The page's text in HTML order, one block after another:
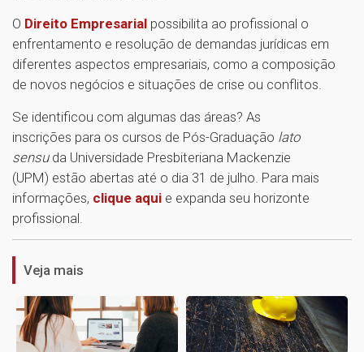
O Direito Empresarial possibilita ao profissional o
enfrentamento e resolução de demandas jurídicas em
diferentes aspectos empresariais, como a composição
de novos negócios e situações de crise ou conflitos.
Se identificou com algumas das áreas? As
inscrições para os cursos de Pós-Graduação lato
sensuda Universidade Presbiteriana Mackenzie
(UPM) estão abertas até o dia 31 de julho. Para mais
informações, clique aqui e expanda seu horizonte
profissional.
Veja mais